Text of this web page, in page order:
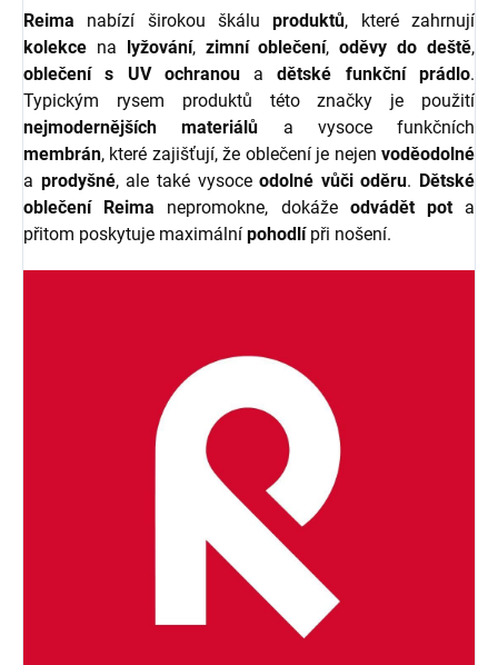
Reima nabízí širokou škáluproduktů, které zahrnují
kolekce na lyžování, zimní oblečení,oděvy do deště,
oblečení s UV ochranouadětské funkční prádlo.
Typickým rysem produktů této značky je použití
nejmodernějších materiálů a vysoce funkčních
membrán, které zajišťují, že oblečení je nejen voděodolné
a prodyšné, ale také vysoceodolné vůči oděru. Dětské
oblečení Reima nepromokne, dokáže odvádět pota
přitom poskytuje maximální pohodlípři nošení.